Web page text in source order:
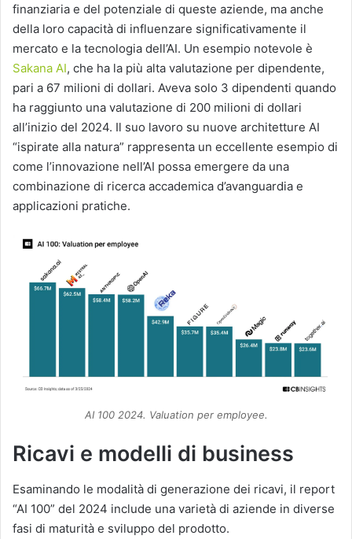
finanziaria e del potenziale di queste aziende, ma anche
della loro capacità di influenzare significativamente il
mercato e la tecnologia dell’AI. Un esempio notevole è
Sakana AI, che ha la più alta valutazione per dipendente,
pari a 67 milioni di dollari. Aveva solo 3 dipendenti quando
ha raggiunto una valutazione di 200 milioni di dollari
all’inizio del 2024. Il suo lavoro su nuove architetture AI
“ispirate alla natura” rappresenta un eccellente esempio di
come l’innovazione nell’AI possa emergere da una
combinazione di ricerca accademica d’avanguardia e
applicazioni pratiche.
AI 100 2024. Valuation per employee.
Ricavi e modelli di business
Esaminando le modalità di generazione dei ricavi, il report
“AI 100” del 2024 include una varietà di aziende in diverse
fasi di maturità e sviluppo del prodotto.